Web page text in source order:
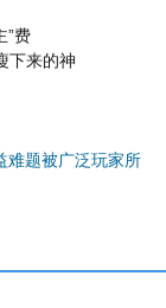
”费
下来的神
难题被广泛玩家所